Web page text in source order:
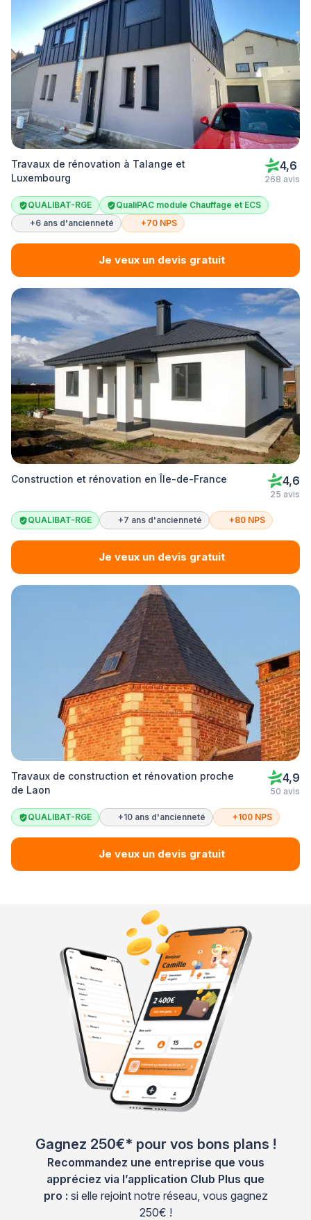
Travaux de rénovation à Talange et
Luxembourg
4,6
268 avis
QUALIBAT-RGE
QualiPAC module Chauffage et ECS
+6 ans d'ancienneté
+70 NPS
Je veux un devis gratuit
Construction et rénovation en Île-de-France 4,6
25 avis
QUALIBAT-RGE +7 ans d'ancienneté +80 NPS
Je veux un devis gratuit
Travaux de construction et rénovation proche
de Laon
4,9
50 avis
QUALIBAT-RGE +10 ans d'ancienneté +100 NPS
Je veux un devis gratuit
Gagnez 250€* pour vos bons plans !
Recommandez une entreprise que vous
appréciez via l’application Club Plus que
pro : si elle rejoint notre réseau, vous gagnez
250€ !